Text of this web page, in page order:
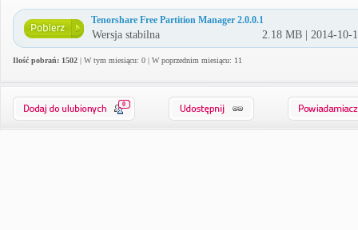
Tenorshare Free Partition Manager 2.0.0.1
Wersja stabilna 2.18 MB | 2014-10-
Ilość pobrań: 1502 | W tym miesiącu: 0 | W poprzednim miesiącu: 11
0